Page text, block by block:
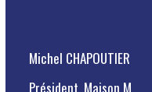
Michel CHAPOUTIER
Président, Maison M.